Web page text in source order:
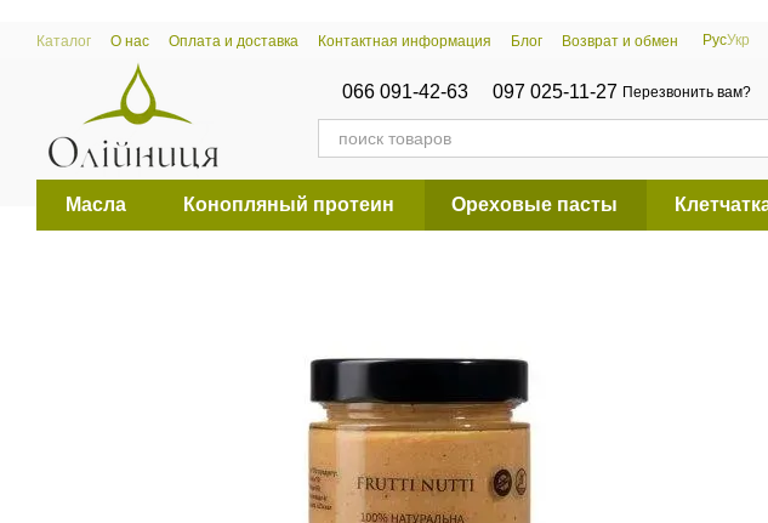
Перейти к основному контенту
Каталог О нас Оплата и доставка Контактная информация Блог Возврат и обмен РусУкр
066 091-42-63 097 025-11-27 Перезвонить вам?
Масла Конопляный протеин Ореховые пасты